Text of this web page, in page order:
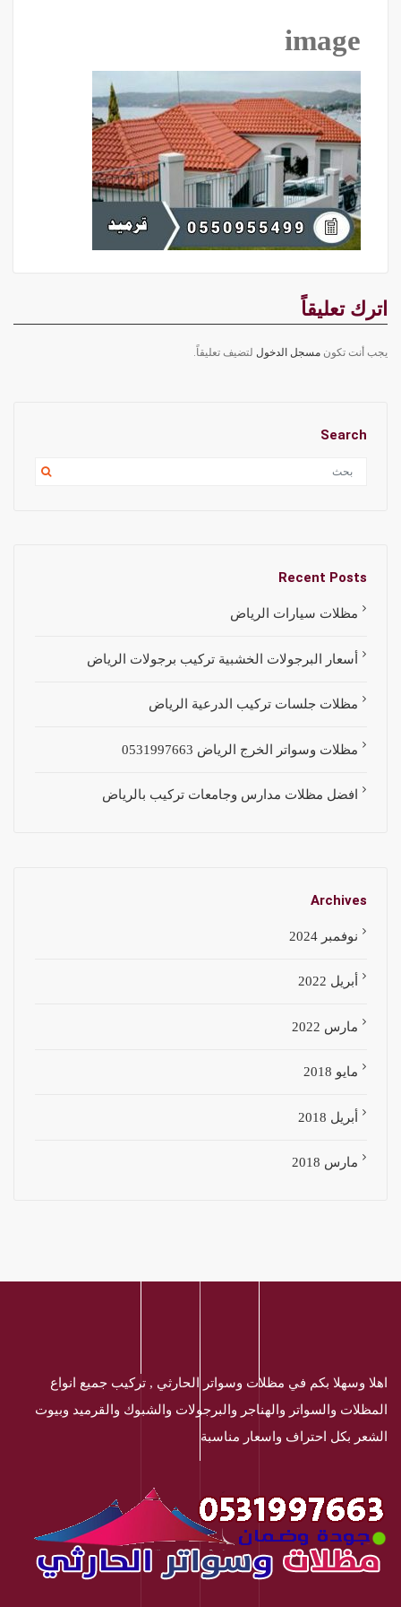
image
اترك تعليقاً
يجب أنت تكون مسجل الدخول لتضيف تعليقاً.
Search
Recent Posts
مظلات سيارات الرياض
أسعار البرجولات الخشبية تركيب برجولات الرياض
مظلات جلسات تركيب الدرعية الرياض
مظلات وسواتر الخرج الرياض 0531997663
افضل مظلات مدارس وجامعات تركيب بالرياض
Archives
نوفمبر 2024
أبريل 2022
مارس 2022
مايو 2018
أبريل 2018
مارس 2018
اهلا وسهلا بكم في مظلات وسواتر الحارثي , تركيب جميع انواع
المظلات والسواتر والهناجر والبرجولات والشبوك والقرميد وبيوت
الشعر بكل احتراف واسعار مناسبة